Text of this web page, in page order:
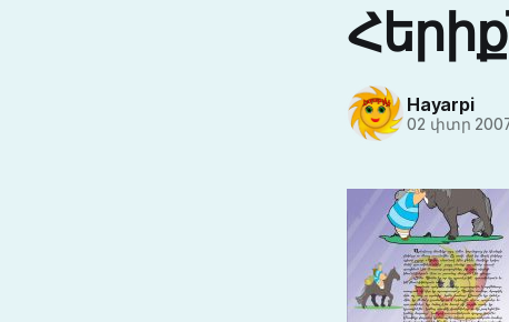
Hayarpi
02 փտր